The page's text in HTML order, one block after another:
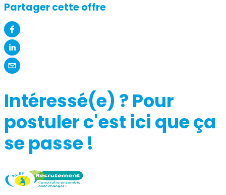
Partager cette offre
Intéressé(e) ? Pour
postuler c'est ici que ça
se passe !